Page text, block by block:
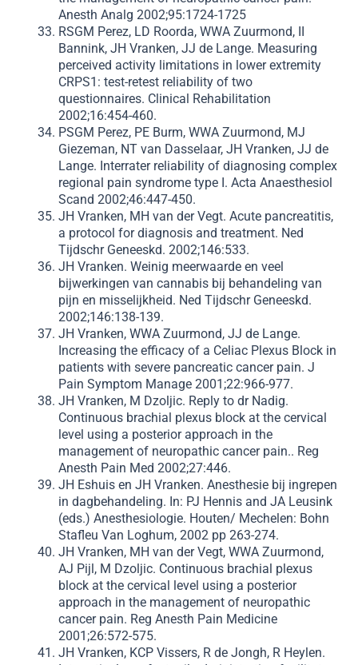
Anesth Analg 2002;95:1724-1725
RSGM Perez, LD Roorda, WWA Zuurmond, II
Bannink, JH Vranken, JJ de Lange. Measuring
perceived activity limitations in lower extremity
CRPS1: test-retest reliability of two
questionnaires. Clinical Rehabilitation
2002;16:454-460.
PSGM Perez, PE Burm, WWA Zuurmond, MJ
Giezeman, NT van Dasselaar, JH Vranken, JJ de
Lange. Interrater reliability of diagnosing complex
regional pain syndrome type I. Acta Anaesthesiol
Scand 2002;46:447-450.
JH Vranken, MH van der Vegt. Acute pancreatitis,
a protocol for diagnosis and treatment. Ned
Tijdschr Geneeskd. 2002;146:533.
JH Vranken. Weinig meerwaarde en veel
bijwerkingen van cannabis bij behandeling van
pijn en misselijkheid. Ned Tijdschr Geneeskd.
2002;146:138-139.
JH Vranken, WWA Zuurmond, JJ de Lange.
Increasing the efficacy of a Celiac Plexus Block in
patients with severe pancreatic cancer pain. J
Pain Symptom Manage 2001;22:966-977.
JH Vranken, M Dzoljic. Reply to dr Nadig.
Continuous brachial plexus block at the cervical
level using a posterior approach in the
management of neuropathic cancer pain.. Reg
Anesth Pain Med 2002;27:446.
JH Eshuis en JH Vranken. Anesthesie bij ingrepen
in dagbehandeling. In: PJ Hennis and JA Leusink
(eds.) Anesthesiologie. Houten/ Mechelen: Bohn
Stafleu Van Loghum, 2002 pp 263-274.
JH Vranken, MH van der Vegt, WWA Zuurmond,
AJ Pijl, M Dzoljic. Continuous brachial plexus
block at the cervical level using a posterior
approach in the management of neuropathic
cancer pain. Reg Anesth Pain Medicine
2001;26:572-575.
JH Vranken, KCP Vissers, R de Jongh, R Heylen.